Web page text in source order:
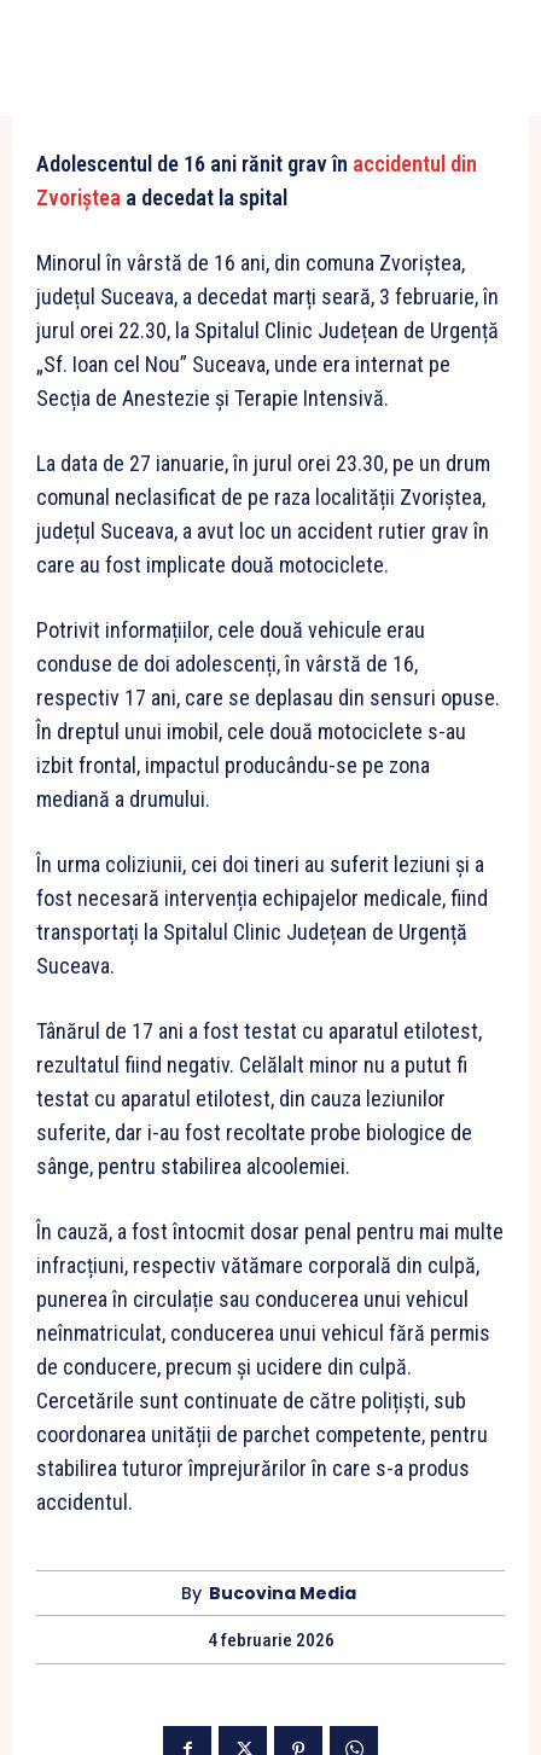
Adolescentul de 16 ani rănit grav în accidentul din
Zvoriștea a decedat la spital
Minorul în vârstă de 16 ani, din comuna Zvoriștea,
județul Suceava, a decedat marți seară, 3 februarie, în
jurul orei 22.30, la Spitalul Clinic Județean de Urgență
„Sf. Ioan cel Nou” Suceava, unde era internat pe
Secția de Anestezie și Terapie Intensivă.
La data de 27 ianuarie, în jurul orei 23.30, pe un drum
comunal neclasificat de pe raza localității Zvoriștea,
județul Suceava, a avut loc un accident rutier grav în
care au fost implicate două motociclete.
Potrivit informațiilor, cele două vehicule erau
conduse de doi adolescenți, în vârstă de 16,
respectiv 17 ani, care se deplasau din sensuri opuse.
În dreptul unui imobil, cele două motociclete s-au
izbit frontal, impactul producându-se pe zona
mediană a drumului.
În urma coliziunii, cei doi tineri au suferit leziuni și a
fost necesară intervenția echipajelor medicale, fiind
transportați la Spitalul Clinic Județean de Urgență
Suceava.
Tânărul de 17 ani a fost testat cu aparatul etilotest,
rezultatul fiind negativ. Celălalt minor nu a putut fi
testat cu aparatul etilotest, din cauza leziunilor
suferite, dar i-au fost recoltate probe biologice de
sânge, pentru stabilirea alcoolemiei.
În cauză, a fost întocmit dosar penal pentru mai multe
infracțiuni, respectiv vătămare corporală din culpă,
punerea în circulație sau conducerea unui vehicul
neînmatriculat, conducerea unui vehicul fără permis
de conducere, precum și ucidere din culpă.
Cercetările sunt continuate de către polițiști, sub
coordonarea unității de parchet competente, pentru
stabilirea tuturor împrejurărilor în care s-a produs
accidentul.
By Bucovina Media
4 februarie 2026